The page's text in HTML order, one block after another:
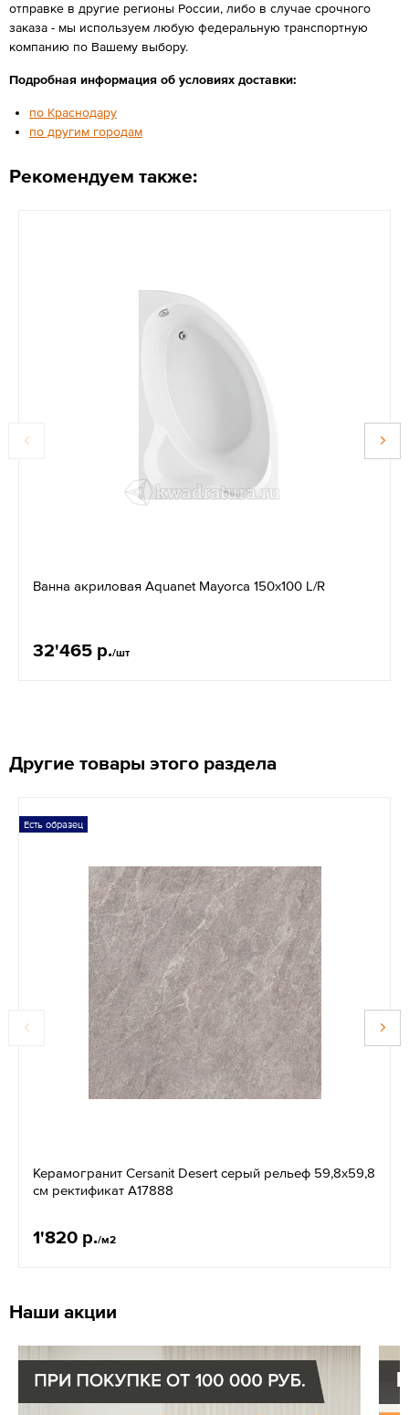
отправке в другие регионы России, либо в случае срочного
заказа - мы используем любую федеральную транспортную
компанию по Вашему выбору.
Подробная информация об условиях доставки:
по Краснодару
по другим городам
Рекомендуем также:
Ванна акриловая Aquanet Mayorca 150x100 L/R
32'465 р./шт
Другие товары этого раздела
Есть образец
Керамогранит Cersanit Desert серый рельеф 59,8x59,8
см ректификат A17888
1'820 р./м2
Наши акции